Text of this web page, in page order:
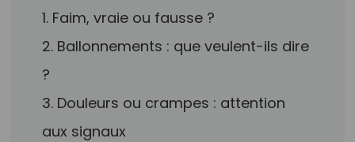
1. Faim, vraie ou fausse ?
2. Ballonnements : que veulent-ils dire
?
3. Douleurs ou crampes : attention
aux signaux